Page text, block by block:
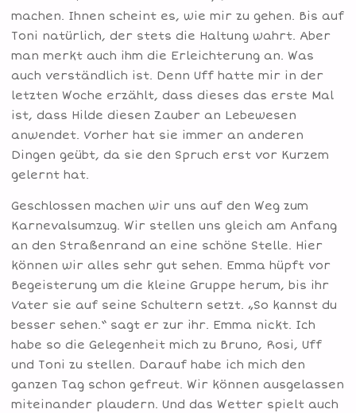
machen. Ihnen scheint es, wie mir zu gehen. Bis auf
Toni natürlich, der stets die Haltung wahrt. Aber
man merkt auch ihm die Erleichterung an. Was
auch verständlich ist. Denn Uff hatte mir in der
letzten Woche erzählt, dass dieses das erste Mal
ist, dass Hilde diesen Zauber an Lebewesen
anwendet. Vorher hat sie immer an anderen
Dingen geübt, da sie den Spruch erst vor Kurzem
gelernt hat.
Geschlossen machen wir uns auf den Weg zum
Karnevalsumzug. Wir stellen uns gleich am Anfang
an den Straßenrand an eine schöne Stelle. Hier
können wir alles sehr gut sehen. Emma hüpft vor
Begeisterung um die kleine Gruppe herum, bis ihr
Vater sie auf seine Schultern setzt. „So kannst du
besser sehen.“ sagt er zur ihr. Emma nickt. Ich
habe so die Gelegenheit mich zu Bruno, Rosi, Uff
und Toni zu stellen. Darauf habe ich mich den
ganzen Tag schon gefreut. Wir können ausgelassen
miteinander plaudern. Und das Wetter spielt auch